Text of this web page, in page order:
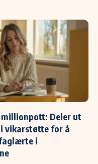
Deler ut
i vikarstøtte for å
i